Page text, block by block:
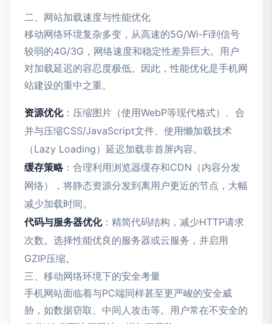
二、网站加载速度与性能优化
移动网络环境复杂多变，从高速的5G/Wi-Fi到信号
较弱的4G/3G，网络速度和稳定性差异巨大。用户
对加载延迟的容忍度极低。因此，性能优化是手机网
站建设的重中之重。
资源优化：压缩图片（使用WebP等现代格式）、合
并与压缩CSS/JavaScript文件、使用懒加载技术
（Lazy Loading）延迟加载非首屏内容。
缓存策略：合理利用浏览器缓存和CDN（内容分发
网络），将静态资源分发到离用户更近的节点，大幅
减少加载时间。
代码与服务器优化：精简代码结构，减少HTTP请求
次数。选择性能优良的服务器或云服务，并启用
GZIP压缩。
三、移动网络环境下的安全考量
手机网站面临着与PC端同样甚至更严峻的安全威
胁，如数据窃取、中间人攻击等。用户常在不安全的